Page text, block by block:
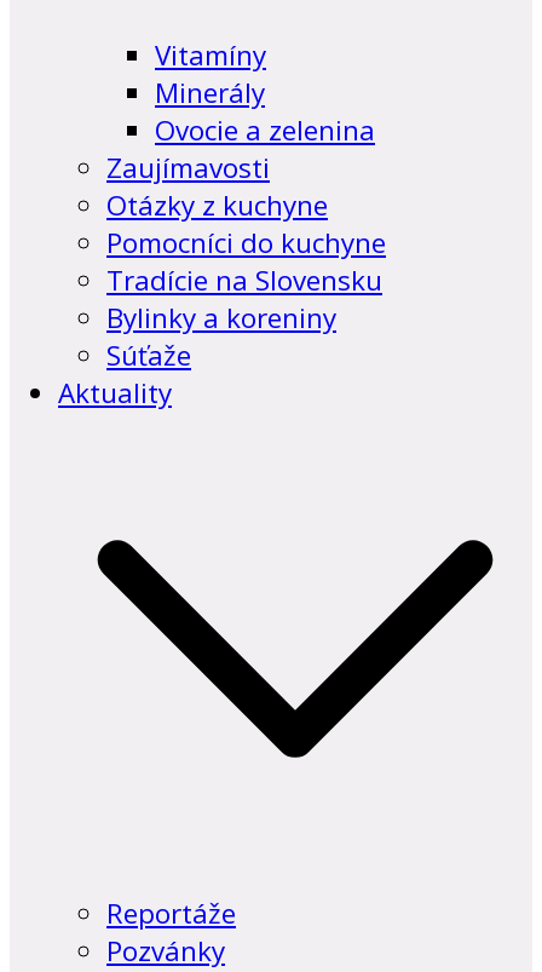
Vitamíny
Minerály
Ovocie a zelenina
Zaujímavosti
Otázky z kuchyne
Pomocníci do kuchyne
Tradície na Slovensku
Bylinky a koreniny
Súťaže
Aktuality
Reportáže
Pozvánky